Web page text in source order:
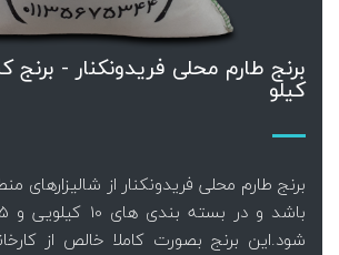
کیلو
برنج طارم محلی فریدونکنار از شالیزارهای
شود.این برنج بصورت کاملا خالص از